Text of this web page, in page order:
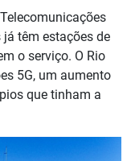
têm estações de
o serviço. O Rio
5G, um aumento
que tinham a